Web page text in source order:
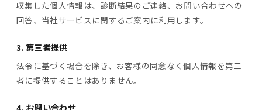
収集した個人情報は、診断結果のご連絡、お問い合わせへの
回答、当社サービスに関するご案内に利用します。
3. 第三者提供
法令に基づく場合を除き、お客様の同意なく個人情報を第三
者に提供することはありません。
4. お問い合わせ